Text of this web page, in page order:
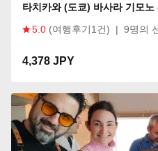
타치카와 (도쿄) 바사라 기모
5.0 (여행후기1건) | 9명의
4,378 JPY